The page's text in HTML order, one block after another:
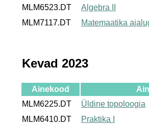
MLM6523.DT
Algebra II
MLM7117.DT
Matemaatika
Kevad 2023
Ainekood
MLM6225.DT
Üldine topoloogia
MLM6410.DT
Praktika I